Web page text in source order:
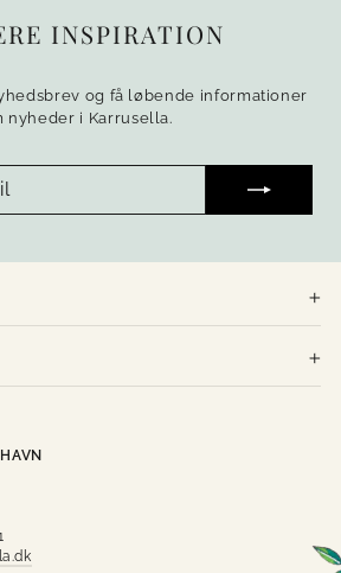
INSPIRATION
og få løbende informationer
nyheder i Karrusella.